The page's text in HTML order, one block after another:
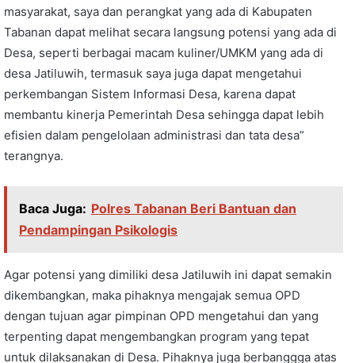
masyarakat, saya dan perangkat yang ada di Kabupaten
Tabanan dapat melihat secara langsung potensi yang ada di
Desa, seperti berbagai macam kuliner/UMKM yang ada di
desa Jatiluwih, termasuk saya juga dapat mengetahui
perkembangan Sistem Informasi Desa, karena dapat
membantu kinerja Pemerintah Desa sehingga dapat lebih
efisien dalam pengelolaan administrasi dan tata desa”
terangnya.
Baca Juga: Polres Tabanan Beri Bantuan dan
Pendampingan Psikologis
Agar potensi yang dimiliki desa Jatiluwih ini dapat semakin
dikembangkan, maka pihaknya mengajak semua OPD
dengan tujuan agar pimpinan OPD mengetahui dan yang
terpenting dapat mengembangkan program yang tepat
untuk dilaksanakan di Desa. Pihaknya juga berbanggga atas